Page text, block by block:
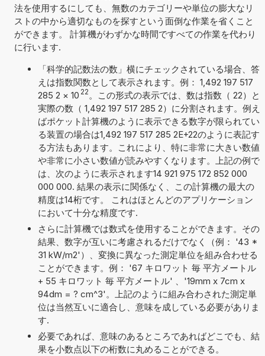
法を使用するにしても、無数のカテゴリーや単位の膨大なリ
ストの中から適切なものを探すという面倒な作業を省くこと
ができます。 計算機がわずかな時間ですべての作業を代わり
に行います.
「科学的記数法の数」横にチェックされている場合、答
えは指数関数として表示されます。例： 1,492 197 517
285 2 × 10 22 。この形式の表示では、数は指数（ 22）と
実際の数（ 1,492 197 517 285 2）に分割されます。例え
ばポケット計算機のように表示できる数字が限られてい
る装置の場合は1,492 197 517 285 2E+22のように表記す
る方法もあります。これにより、特に非常に大きい数値
や非常に小さい数値が読みやすくなります。上記の例で
は、次のように表示されます14 921 975 172 852 000
000 000. 結果の表示に関係なく、この計算機の最大の
精度は14桁です。 これはほとんどのアプリケーション
において十分な精度です.
さらに計算機では数式を使用することができます。その
結果、数字が互いに考慮されるだけでなく（例： '43 *
31 kW/m2'）、変換に異なった測定単位を組み合わせる
ことができます。例： '67 キロワット 毎 平方メートル
+ 55 キロワット 毎 平方メートル' 、'19mm x 7cm x
94dm = ? cm^3'。上記のように組み合わされた測定単
位は当然互いに適合し、意味を成している必要がありま
す.
必要であれば、意味のあるところであればどこでも、結
果を小数点以下の桁数に丸めることができる。